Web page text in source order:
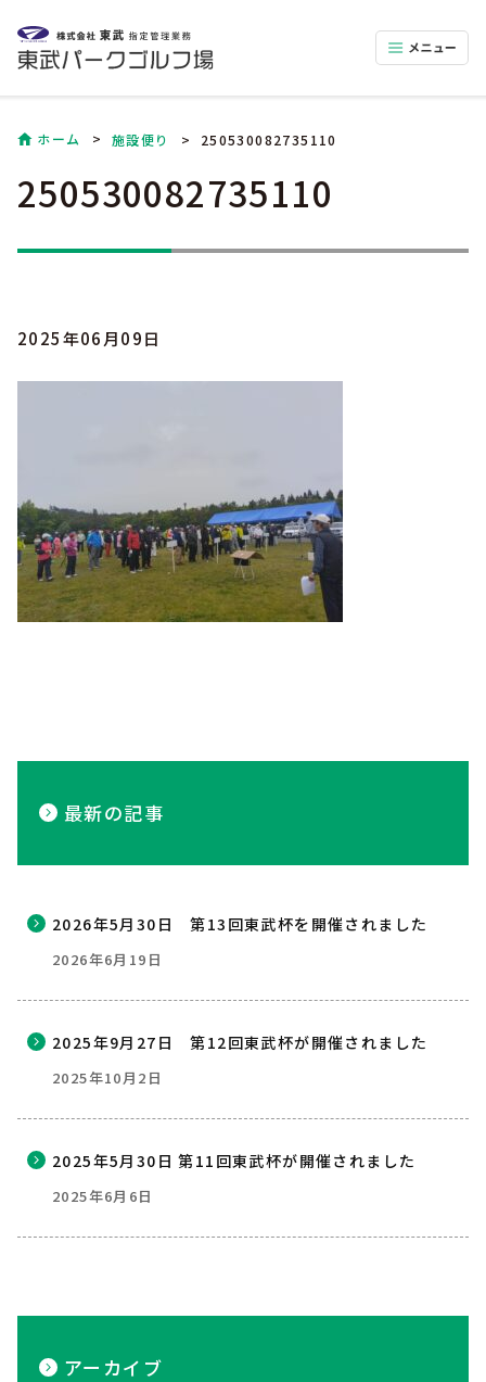
ホーム 施設便り 250530082735110
最新の記事
2026年5月30日 第13回東武杯を開催されました
2026年6月19日
2025年9月27日 第12回東武杯が開催されました
2025年10月2日
2025年5月30日 第11回東武杯が開催されました
2025年6月6日
アーカイブ
250530082735110
2025年06月09日